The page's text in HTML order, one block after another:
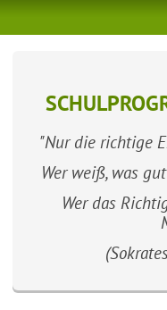
"Nur die richtige
Wer weiß, was
Wer das